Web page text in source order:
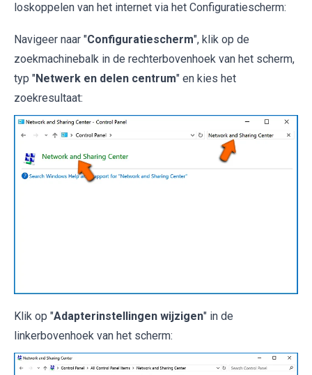
loskoppelen van het internet via het Configuratiescherm:
Navigeer naar "Configuratiescherm", klik op de
zoekmachinebalk in de rechterbovenhoek van het scherm,
typ "Netwerk en delen centrum" en kies het
zoekresultaat:
Klik op "Adapterinstellingen wijzigen" in de
linkerbovenhoek van het scherm: